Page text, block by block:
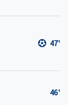
47'
46'